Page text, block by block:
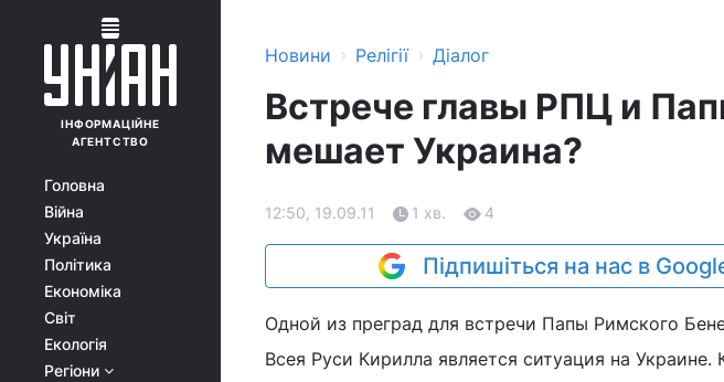
ІНФОРМАЦІЙНЕ
АГЕНТСТВО
Головна
Війна
Україна
Політика
Економіка
Світ
Екологія
Регіони
Новини › Релігії › Діалог
Встрече главы РПЦ и
мешает Украина?
12:50, 19.09.11 1 хв. 4
Підпишіться на нас в
Одной из преград для встречи Папы Римского
Всея Руси Кирилла является ситуация на Украине.